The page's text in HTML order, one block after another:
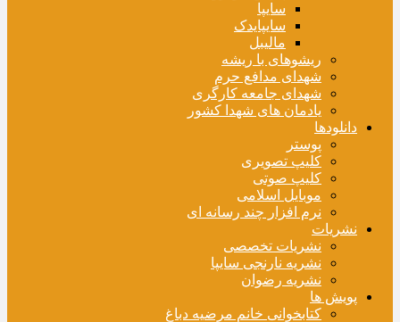
سایپا
سایپایدک
مالیبل
ریشوهای با ریشه
شهدای مدافع حرم
شهدای جامعه کارگری
یادمان های شهدا کشور
دانلودها
پوستر
کلیپ تصویری
کلیپ صوتی
موبایل اسلامی
نرم افزار چند رسانه ای
نشریات
نشریات تخصصی
نشریه نارنجی سایپا
نشریه رضوان
پویش ها
کتابخوانی خانم مرضیه دباغ